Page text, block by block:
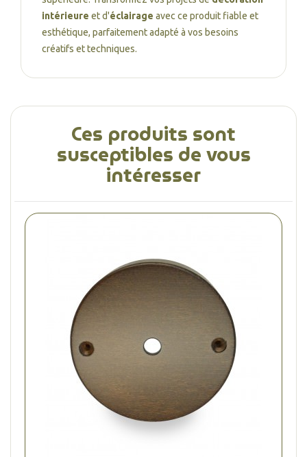
intérieure et d'éclairage avec ce produit fiable et
esthétique, parfaitement adapté à vos besoins
créatifs et techniques.
Ces produits sont
susceptibles de vous
intéresser